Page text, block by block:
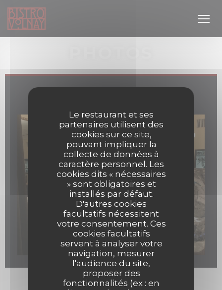
Le restaurant et ses
partenaires utilisent des
cookies sur ce site,
pouvant impliquer la
collecte de données à
caractère personnel. Les
cookies dits « nécessaires
» sont obligatoires et
installés par défaut.
D'autres cookies
facultatifs nécessitent
votre consentement. Ces
cookies facultatifs
servent à analyser votre
navigation, mesurer
l'audience du site,
proposer des
fonctionnalités (ex : en
nouvelle fenêtre))